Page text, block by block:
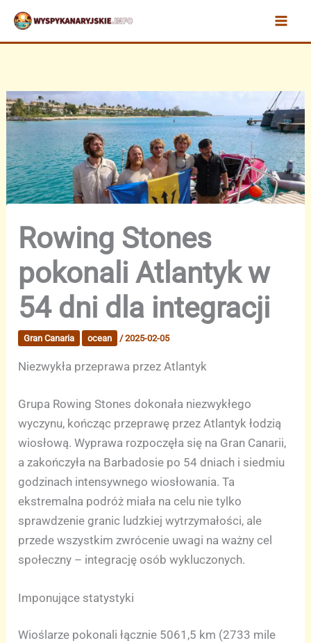
Przejdź
treści
Rowing Stones
pokonali Atlantyk w
54 dni dla integracji
Gran Canaria ocean /2025-02-05
Niezwykła przeprawa przez Atlantyk
Grupa Rowing Stones dokonała niezwykłego
wyczynu, kończąc przeprawę przez Atlantyk łodzią
wiosłową. Wyprawa rozpoczęła się na Gran Canarii,
a zakończyła na Barbadosie po 54 dniach i siedmiu
godzinach intensywnego wiosłowania. Ta
ekstremalna podróż miała na celu nie tylko
sprawdzenie granic ludzkiej wytrzymałości, ale
przede wszystkim zwrócenie uwagi na ważny cel
społeczny – integrację osób wykluczonych.
Imponujące statystyki
Wioślarze pokonali łącznie 5061,5 km (2733 mile